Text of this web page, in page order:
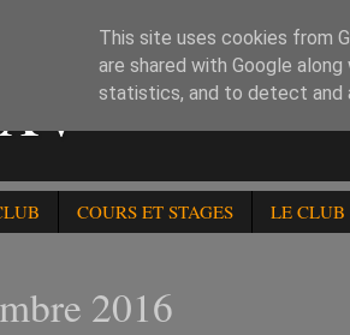
COURS ET STAGES LE CLUB
2016
This site uses cookies from
are shared with Google
statistics, and to detect and